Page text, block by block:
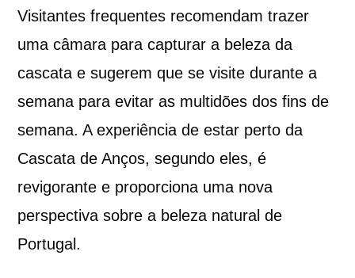
Visitantes frequentes recomendam trazer
uma câmara para capturar a beleza da
cascata e sugerem que se visite durante a
semana para evitar as multidões dos fins de
semana. A experiência de estar perto da
Cascata de Anços, segundo eles, é
revigorante e proporciona uma nova
perspectiva sobre a beleza natural de
Portugal.